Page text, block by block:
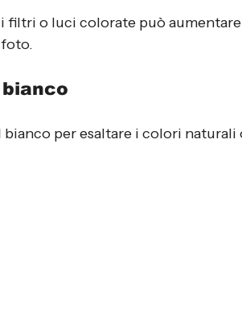
filtri o luci colorate può
per esaltare i colori naturali